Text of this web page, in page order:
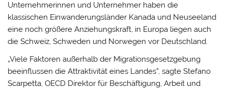
Unternehmerinnen und Unternehmer haben die
klassischen Einwanderungsländer Kanada und Neuseeland
eine noch größere Anziehungskraft, in Europa liegen auch
die Schweiz, Schweden und Norwegen vor Deutschland.
„Viele Faktoren außerhalb der Migrationsgesetzgebung
beeinflussen die Attraktivität eines Landes”, sagte Stefano
Scarpetta, OECD Direktor für Beschäftigung, Arbeit und